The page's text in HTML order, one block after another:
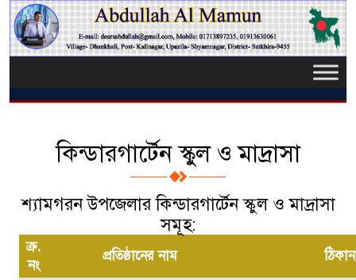
কিন্ডারগার্টেন স্কুল ও মাদ্রাসা
শ্যামগরন উপজেলারকিন্ডারগার্টেন স্কুল ও মাদ্রাসা
সমূহ:
ক্র.
নং
প্রতিষ্ঠানের নাম